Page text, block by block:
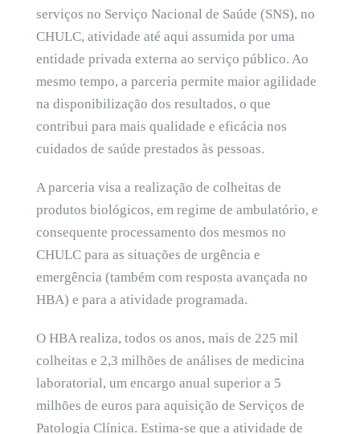
serviços no Serviço Nacional de Saúde (SNS), no
CHULC, atividade até aqui assumida por uma
entidade privada externa ao serviço público. Ao
mesmo tempo, a parceria permite maior agilidade
na disponibilização dos resultados, o que
contribui para mais qualidade e eficácia nos
cuidados de saúde prestados às pessoas.
A parceria visa a realização de colheitas de
produtos biológicos, em regime de ambulatório, e
consequente processamento dos mesmos no
CHULC para as situações de urgência e
emergência (também com resposta avançada no
HBA) e para a atividade programada.
O HBA realiza, todos os anos, mais de 225 mil
colheitas e 2,3 milhões de análises de medicina
laboratorial, um encargo anual superior a 5
milhões de euros para aquisição de Serviços de
Patologia Clínica. Estima-se que a atividade de